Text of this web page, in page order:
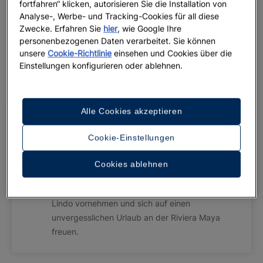
Damit wir Ihnen zukünftig einen noch
angenehmeren Aufenthalt bieten können, bleibt
30. November 2026 für Renovierungsarbeiten
geschlossen. In diesem Zeitraum können Sie
Lindo vornehmen und sich auf einen
unvergesslichen Urlaub an der Riviera Maya
freuen.
fortfahren“ klicken, autorisieren Sie die Installation von
Analyse-, Werbe- und Tracking-Cookies für all diese
Zwecke. Erfahren Sie hier, wie Google Ihre
personenbezogenen Daten verarbeitet. Sie können
unsereCookie-Richtlinie einsehen und Cookies über die
Einstellungen konfigurieren oder ablehnen.
Cookie-Einstellungen
Cookies ablehnen
Alle Cookies akzeptieren